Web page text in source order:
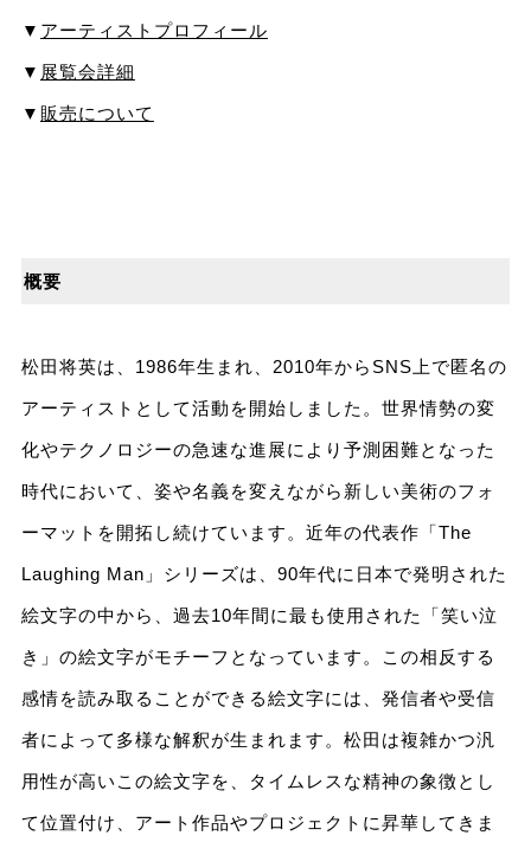
▼ アーティストプロフィール
▼ 展覧会詳細
▼ 販売について
概要
松田将英は、1986年生まれ、2010年からSNS上で匿名の
アーティストとして活動を開始しました。世界情勢の変
化やテクノロジーの急速な進展により予測困難となった
時代において、姿や名義を変えながら新しい美術のフォ
ーマットを開拓し続けています。近年の代表作「The
Laughing Man」シリーズは、90年代に日本で発明された
絵文字の中から、過去10年間に最も使用された「笑い泣
き」の絵文字がモチーフとなっています。この相反する
感情を読み取ることができる絵文字には、発信者や受信
者によって多様な解釈が生まれます。松田は複雑かつ汎
用性が高いこの絵文字を、タイムレスな精神の象徴とし
て位置付け、アート作品やプロジェクトに昇華してきま